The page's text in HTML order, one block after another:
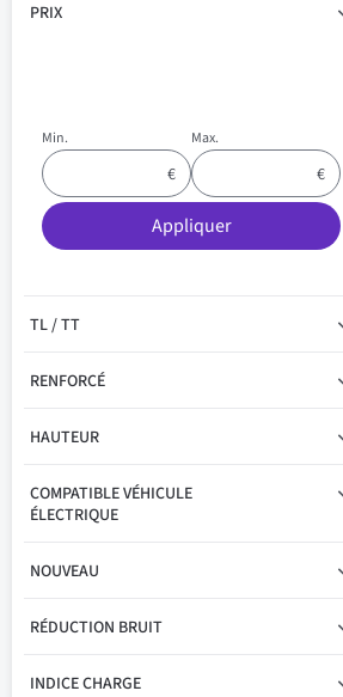
PRIX
Min. Max.
Appliquer
TL / TT
RENFORCÉ
HAUTEUR
COMPATIBLE VÉHICULE
ÉLECTRIQUE
NOUVEAU
RÉDUCTION BRUIT
INDICE CHARGE